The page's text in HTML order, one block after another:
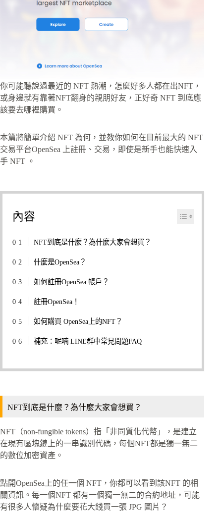
你可能聽說過最近的 NFT 熱潮，怎麼好多人都在出NFT，
或身邊就有靠著NFT翻身的親朋好友，正好奇 NFT 到底應
該要去哪裡購買。
本篇將簡單介紹 NFT 為何，並教你如何在目前最大的 NFT
交易平台OpenSea 上註冊、交易，即使是新手也能快速入
手 NFT 。
內容
NFT到底是什麼？為什麼大家會想買？
什麼是OpenSea？
如何註冊OpenSea 帳戶？
註冊OpenSea！
如何購買 OpenSea上的NFT？
補充：呢喃 LINE群中常見問題FAQ
NFT到底是什麼？為什麼大家會想買？
NFT（non-fungible tokens）指「非同質化代幣」，是建立
在現有區塊鏈上的一串識別代碼，每個NFT都是獨一無二
的數位加密資產。
點開OpenSea上的任一個 NFT，你都可以看到該NFT 的相
關資訊。每一個NFT 都有一個獨一無二的合約地址，可能
有很多人懷疑為什麼要花大錢買一張 JPG 圖片？